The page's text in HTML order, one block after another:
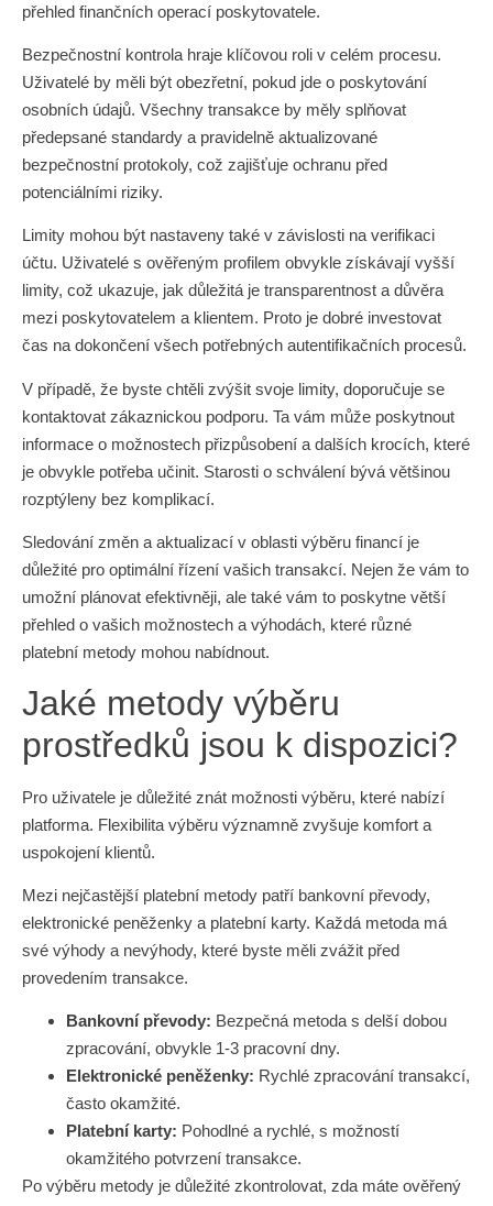
přehled finančních operací poskytovatele.
Bezpečnostní kontrola hraje klíčovou roli v celém procesu.
Uživatelé by měli být obezřetní, pokud jde o poskytování
osobních údajů. Všechny transakce by měly splňovat
předepsané standardy a pravidelně aktualizované
bezpečnostní protokoly, což zajišťuje ochranu před
potenciálními riziky.
Limity mohou být nastaveny také v závislosti na verifikaci
účtu. Uživatelé s ověřeným profilem obvykle získávají vyšší
limity, což ukazuje, jak důležitá je transparentnost a důvěra
mezi poskytovatelem a klientem. Proto je dobré investovat
čas na dokončení všech potřebných autentifikačních procesů.
V případě, že byste chtěli zvýšit svoje limity, doporučuje se
kontaktovat zákaznickou podporu. Ta vám může poskytnout
informace o možnostech přizpůsobení a dalších krocích, které
je obvykle potřeba učinit. Starosti o schválení bývá většinou
rozptýleny bez komplikací.
Sledování změn a aktualizací v oblasti výběru financí je
důležité pro optimální řízení vašich transakcí. Nejen že vám to
umožní plánovat efektivněji, ale také vám to poskytne větší
přehled o vašich možnostech a výhodách, které různé
platební metody mohou nabídnout.
Jaké metody výběru
prostředků jsou k dispozici?
Pro uživatele je důležité znát možnosti výběru, které nabízí
platforma. Flexibilita výběru významně zvyšuje komfort a
uspokojení klientů.
Mezi nejčastější platební metody patří bankovní převody,
elektronické peněženky a platební karty. Každá metoda má
své výhody a nevýhody, které byste měli zvážit před
provedením transakce.
Bankovní převody: Bezpečná metoda s delší dobou
zpracování, obvykle 1-3 pracovní dny.
Elektronické peněženky: Rychlé zpracování transakcí,
často okamžité.
Platební karty: Pohodlné a rychlé, s možností
okamžitého potvrzení transakce.
Po výběru metody je důležité zkontrolovat, zda máte ověřený